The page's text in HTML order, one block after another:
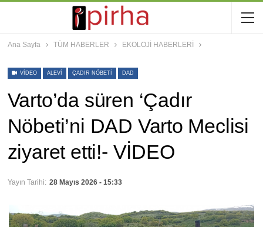
Ana Sayfa TÜM HABERLER EKOLOJİ HABERLERİ
VIDEO ALEVI ÇADIR NÖBETI DAD
Varto’da süren ‘Çadır
Nöbeti’ni DAD Varto Meclisi
ziyaret etti!- VİDEO
Yayın Tarihi: 28 Mayıs 2026 - 15:33